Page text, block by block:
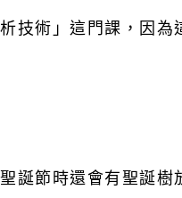
技術」這門課，因
誕節時還會有聖誕樹